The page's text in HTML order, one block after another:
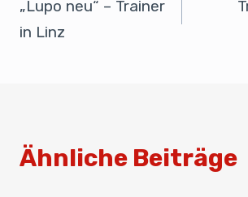
o
„Lupo neu“ – Trainer
in Linz
Ähnliche Beiträge